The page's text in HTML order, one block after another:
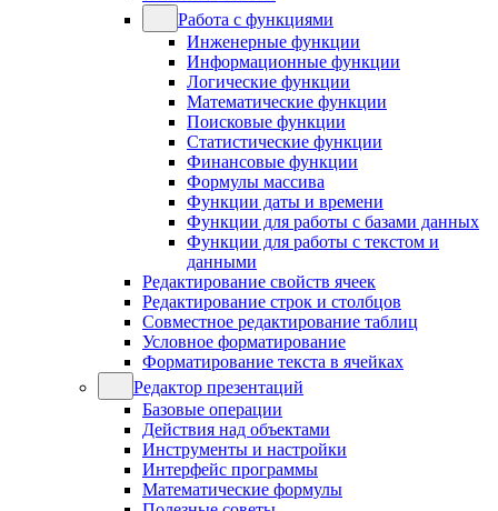
Работа с функциями
Инженерные функции
Информационные функции
Логические функции
Математические функции
Поисковые функции
Статистические функции
Финансовые функции
Формулы массива
Функции даты и времени
Функции для работы с базами данных
Функции для работы с текстом и
данными
Редактирование свойств ячеек
Редактирование строк и столбцов
Совместное редактирование таблиц
Условное форматирование
Форматирование текста в ячейках
Редактор презентаций
Базовые операции
Действия над объектами
Инструменты и настройки
Интерфейс программы
Математические формулы